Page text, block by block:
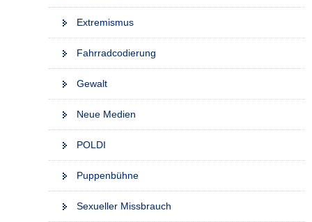
Extremismus
Fahrradcodierung
Gewalt
Neue Medien
POLDI
Puppenbühne
Sexueller Missbrauch